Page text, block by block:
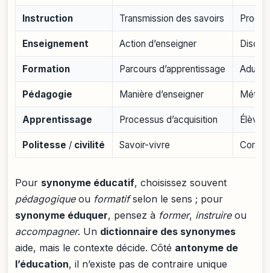
Instruction Transmission des savoirs
Enseignement Action d’enseigner
Formation Parcours d’apprentissage
Pédagogie Manière d’enseigner
Apprentissage Processus d’acquisition
Politesse / civilité Savoir-vivre
Pour synonyme éducatif, choisissez souvent
pédagogiqueou formatifselon le sens ; pour
synonyme éduquer, pensez à former, instruireou
accompagner. Un dictionnaire des synonymes
aide, mais le contexte décide. Côté antonyme de
l’éducation, il n’existe pas de contraire unique